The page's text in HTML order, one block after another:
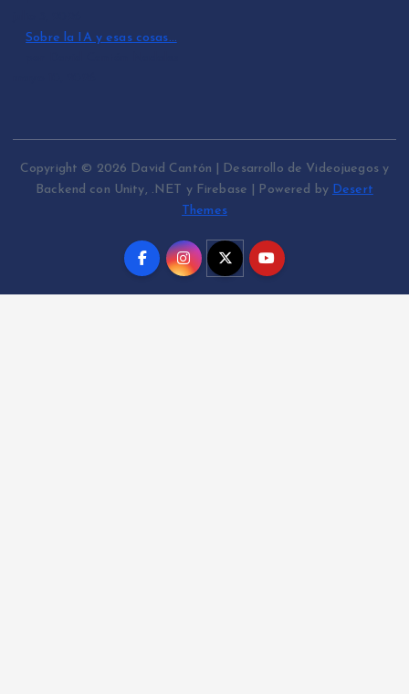
Sobre la IA y esas cosas…
Copyright © 2026 David Cantón | Desarrollo de Videojuegos y
Backend con Unity, .NET y Firebase | Powered by Desert
Themes